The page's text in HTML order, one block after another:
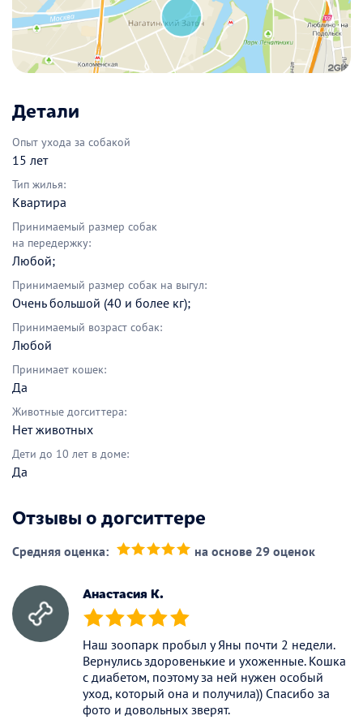
Детали
Опыт ухода за собакой
15 лет
Тип жилья:
Квартира
Принимаемый размер собак
на передержку:
Любой;
Принимаемый размер собак на выгул:
Очень большой (40 и более кг);
Принимаемый возраст собак:
Любой
Принимает кошек:
Да
Животные догситтера:
Нет животных
Дети до 10 лет в доме:
Да
Отзывы о догситтере
Средняя оценка: на основе 29 оценок
Анастасия К.
(*) (*) (*) (*) (*)
Наш зоопарк пробыл у Яны почти 2 недели.
Вернулись здоровенькие и ухоженные. Кошка
с диабетом, поэтому за ней нужен особый
уход, который она и получила)) Спасибо за
фото и довольных зверят.